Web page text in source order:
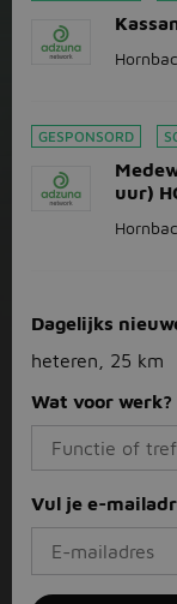
GESPONSORD
uur)
Dagelijks
heteren, 25 km
Wat voor werk?
Vul je e-